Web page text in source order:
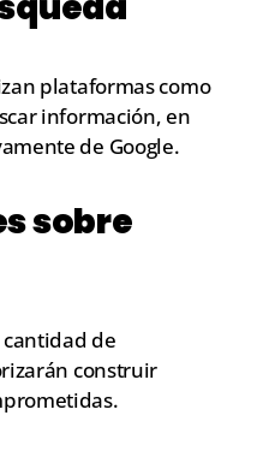
plataformas como
información, en
de Google.
sobre
cantidad de
construir